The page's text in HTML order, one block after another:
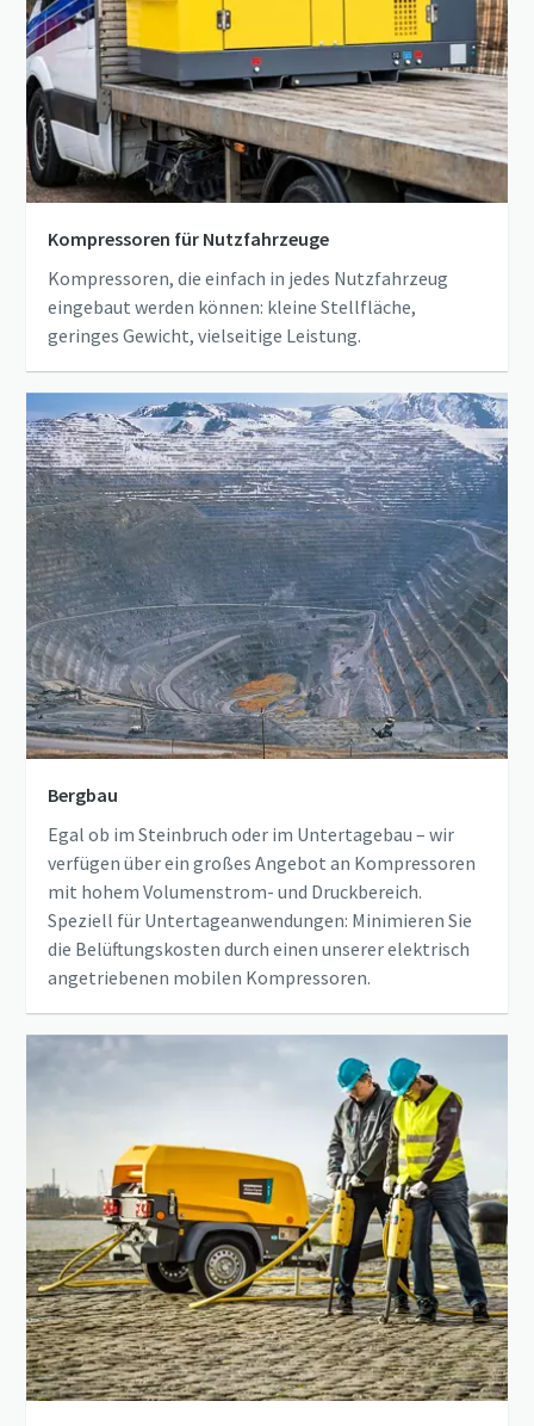
Kompressoren für Nutzfahrzeuge
Kompressoren, die einfach in jedes Nutzfahrzeug
eingebaut werden können: kleine Stellfläche,
geringes Gewicht, vielseitige Leistung.
Bergbau
Egal ob im Steinbruch oder im Untertagebau – wir
verfügen über ein großes Angebot an Kompressoren
mit hohem Volumenstrom- und Druckbereich.
Speziell für Untertageanwendungen: Minimieren Sie
die Belüftungskosten durch einen unserer elektrisch
angetriebenen mobilen Kompressoren.